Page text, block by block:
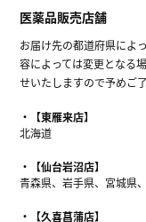
医薬品販売店舗
お届け先の都道府県によ
容によっては変更となる
せいたしますので予めご
【東雁来店】
北海道
【仙台岩沼店】
青森県、岩手県、宮城県
【久喜菖蒲店】